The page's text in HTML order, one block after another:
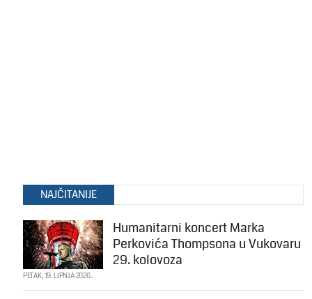
NAJČITANIJE
Humanitarni koncert Marka
Perkovića Thompsona u Vukovaru
29. kolovoza
PETAK, 19. LIPNJA 2026.